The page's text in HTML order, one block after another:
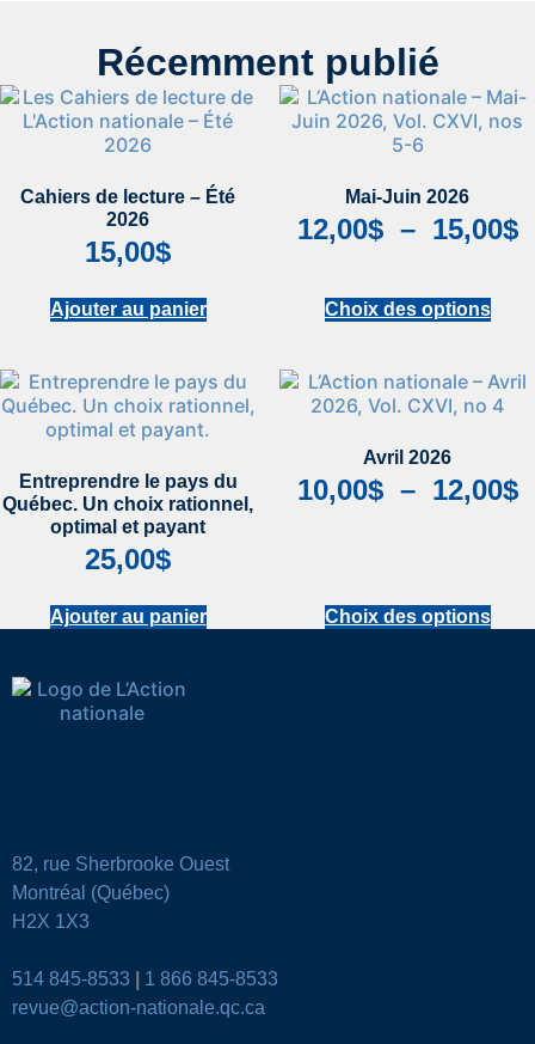
Récemment publié
Cahiers de lecture – Été
2026
15,00$
Ajouter au panier
Mai-Juin 2026
12,00$ – 15,00$
Choix des options
Entreprendre le pays du
Québec. Un choix rationnel,
optimal et payant
25,00$
Ajouter au panier
Avril 2026
10,00$ – 12,00$
Choix des options
82, rue Sherbrooke Ouest
Montréal (Québec)
H2X 1X3
514 845-8533
1 866 845-8533
revue@action-nationale.qc.ca